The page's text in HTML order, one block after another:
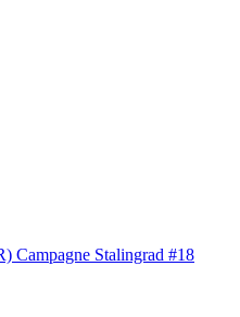
Campagne Stalingrad #18